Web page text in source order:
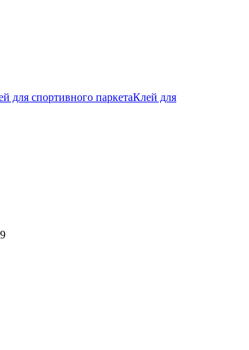
для спортивного паркетаКлей для